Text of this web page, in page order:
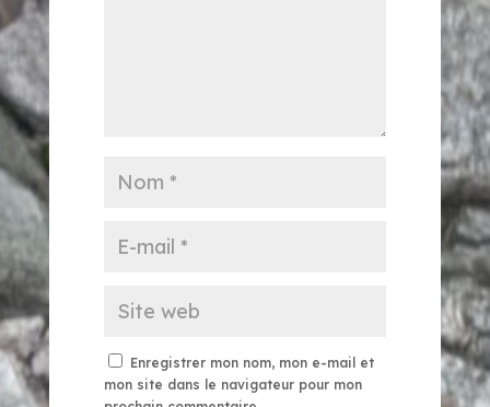
Enregistrer mon nom, mon e-mail et
mon site dans le navigateur pour mon